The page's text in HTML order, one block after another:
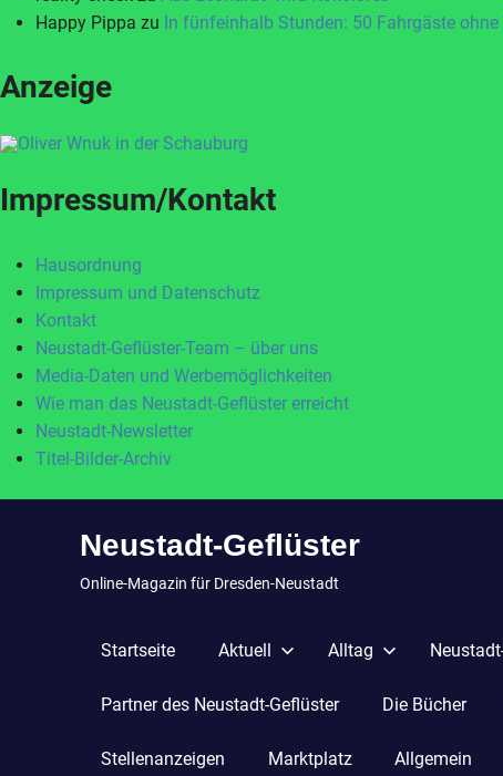
Happy Pippa zu In fünfeinhalb Stunden: 50 Fahrgäste
Anzeige
Impressum/Kontakt
Hausordnung
Impressum und Datenschutz
Kontakt
Neustadt-Geflüster-Team – über uns
Media-Daten und Werbemöglichkeiten
Wie man das Neustadt-Geflüster erreicht
Neustadt-Newsletter
Titel-Bilder-Archiv
Neustadt-Geflüster
Online-Magazin für Dresden-Neustadt
Startseite Aktuell Alltag
Partner des Neustadt-Geflüster Die Bücher
Stellenanzeigen Marktplatz Allgemein